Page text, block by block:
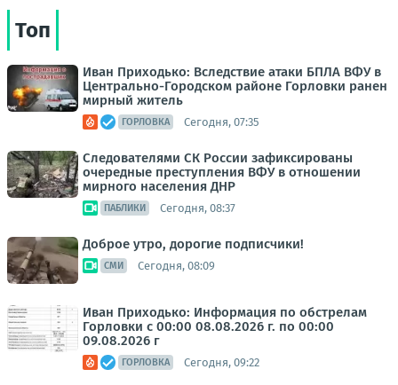
Топ
Иван Приходько: Вследствие атаки БПЛА ВФУ в
Центрально-Городском районе Горловки ранен
мирный житель
ГОРЛОВКА Сегодня, 07:35
Следователями СК России зафиксированы
очередные преступления ВФУ в отношении
мирного населения ДНР
ПАБЛИКИ Сегодня, 08:37
Доброе утро, дорогие подписчики!
СМИ Сегодня, 08:09
Иван Приходько: Информация по обстрелам
Горловки с 00:00 08.08.2026 г. по 00:00
09.08.2026 г
ГОРЛОВКА Сегодня, 09:22